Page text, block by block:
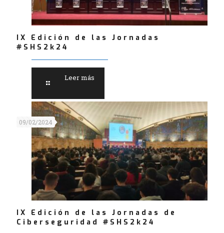
IX Edición de las Jornadas
#SHS2k24
Leer más
09/02/2024
IX Edición de las Jornadas de
Ciberseguridad #SHS2k24